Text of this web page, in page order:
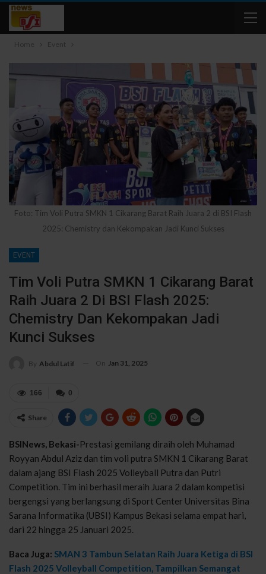
Home Event
Foto: Tim Voli Putra SMKN 1 Cikarang Barat Raih Juara 2 di BSI Flash
2025: Chemistry dan Kekompakan Jadi Kunci Sukses
EVENT
Tim Voli Putra SMKN 1 Cikarang Barat
Raih Juara 2 Di BSI Flash 2025:
Chemistry Dan Kekompakan Jadi
Kunci Sukses
By Abdul Latif On Jan 31, 2025
0
166
Share
BSINews, Bekasi-Prestasi gemilang diraih oleh Muhamad
Royyan Abdul Aziz dan tim voli putra SMKN 1 Cikarang Barat
dalam ajang BSI Flash 2025 Volleyball Putra dan Putri
Competition. Tim ini berhasil meraih Juara 2 dalam kompetisi
bergengsi yang berlangsung di Sport Center Universitas Bina
Sarana Informatika (UBSI) Kampus Bekasi selama empat hari,
dari 22 hingga 25 Januari 2025.
Baca Juga: SMAN 3 Tambun Selatan Raih Juara Ketiga di BSI
Flash 2025 Volleyball Competition, Tampilkan Semangat